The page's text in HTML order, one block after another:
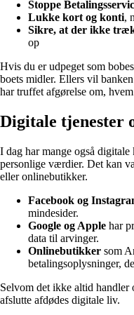
Stoppe
Lukke kort og konti,
Sikre, at der ikke
op
Hvis du er udpeget som
boets midler. Ellers vil
har truffet afgørelse om,
Digitale tjenester
I dag har mange også
personlige værdier. Det kan
eller onlinebutikker.
Facebook og
mindesider.
Google og Apple har
data til arvinger.
Onlinebutikker som
betalingsoplysninger,
Selvom det ikke altid handler
afslutte afdødes digitale liv.